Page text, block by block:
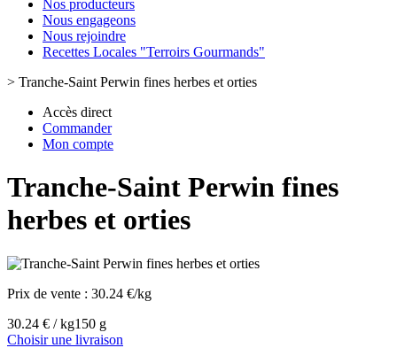
Nos producteurs
Nous engageons
Nous rejoindre
Recettes Locales "Terroirs Gourmands"
> Tranche-Saint Perwin fines herbes et orties
Accès direct
Commander
Mon compte
Tranche-Saint Perwin fines
herbes et orties
Prix de vente : 30.24 €/kg
30.24 € / kg150 g
Choisir une livraison